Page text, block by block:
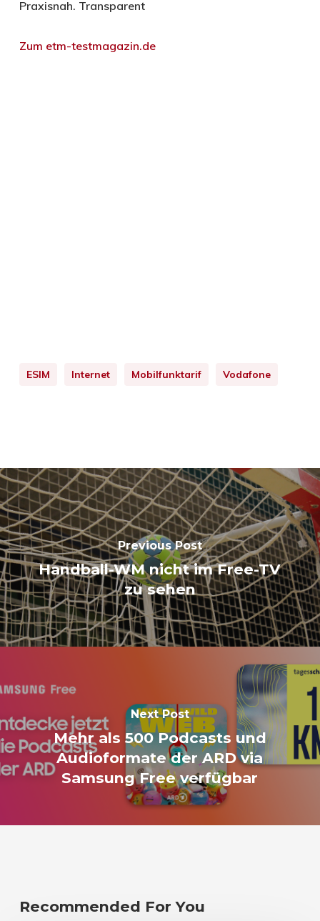
Praxisnah. Transparent
Zum etm-testmagazin.de
ESIM Internet Mobilfunktarif Vodafone
Previous Post
Handball-WM nicht im Free-TV
zu sehen
Next Post
Mehr als 500 Podcasts und
Audioformate der ARD via
Samsung Free verfügbar
Recommended For You